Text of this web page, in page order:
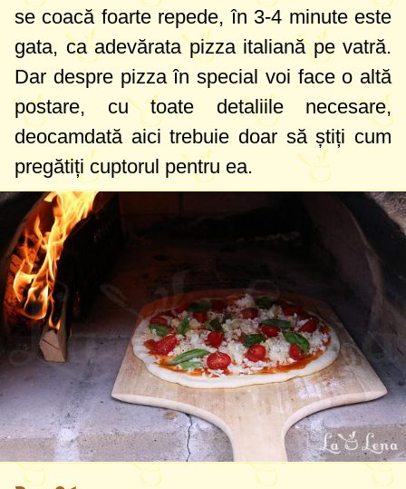
se coacă foarte repede, în 3-4 minute este
gata, ca adevărata pizza italiană pe vatră.
Dar despre pizza în special voi face o altă
postare, cu toate detaliile necesare,
deocamdată aici trebuie doar să știți cum
pregătiți cuptorul pentru ea.